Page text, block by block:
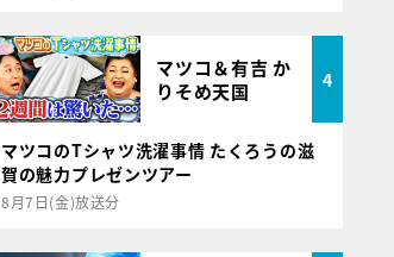
マツコ＆有吉 か
りそめ天国
4
マツコのTシャツ洗濯事情 たくろうの滋
賀の魅力プレゼンツアー
8月7日(金)放送分